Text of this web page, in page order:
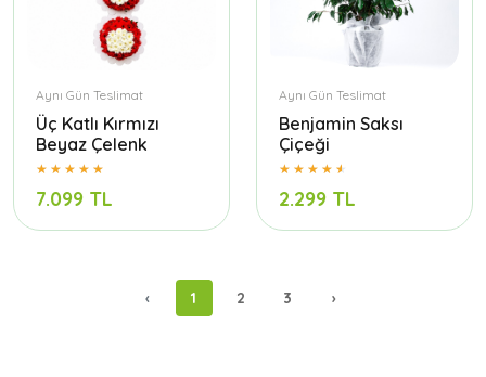
Aynı Gün Teslimat
Üç Katlı Kırmızı
Beyaz Çelenk
7.099 TL
Aynı Gün Teslimat
Benjamin Saksı
Çiçeği
2.299 TL
‹ 1 2 3 ›